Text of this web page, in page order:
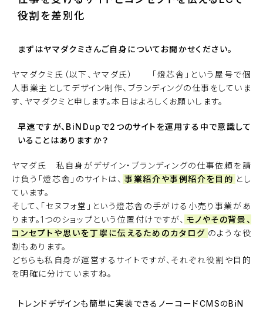
役割を差別化
まずはヤマダクミさんご自身についてお聞かせください。
ヤマダクミ氏（以下、ヤマダ氏） 「燈芯舎 」という屋号で個
人事業主としてデザイン制作、ブランディングの仕事をしていま
す、ヤマダクミと申します。本日はよろしくお願いします。
早速ですが、BiNDupで2つのサイトを運用する中で意識して
いることはありますか？
ヤマダ氏 私自身がデザイン・ブランディングの仕事依頼を請
け負う「燈芯舎」のサイトは、 事業紹介や事例紹介を目的 とし
ています。
そして、「セヌフォ堂 」という燈芯舎の手がける小売り事業があ
ります。1つのショップという位置付けですが、 モノやその背景、
コンセプトや思いを丁寧に伝えるためのカタログ のような役
割もあります。
どちらも私自身が運営するサイトですが、それぞれ役割や目的
を明確に分けていますね。
トレンドデザインも簡単に実装できるノーコードCMSのBiN